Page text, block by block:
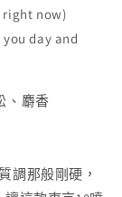
right now)
day and
、麝香
調那般剛硬，